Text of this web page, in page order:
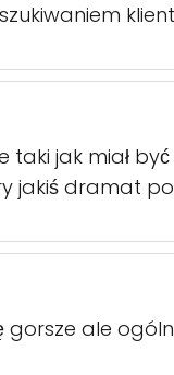
jak miał
jakiś dramat
ale